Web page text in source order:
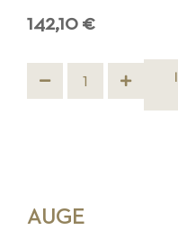
142,10 €
AUGE